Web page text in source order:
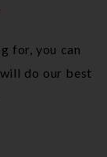
for, you can
do our best